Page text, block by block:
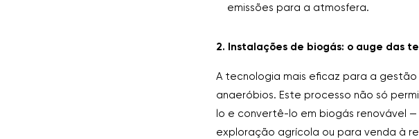
emissões para a atmosfera.
2. Instalações de biogás: o auge das
A tecnologia mais eficaz para a
anaeróbios. Este processo não só
lo e convertê-lo em biogás renovável
exploração agrícola ou para venda à